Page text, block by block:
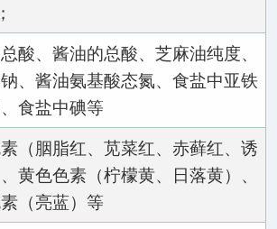
酸、酱油的总酸、芝麻油纯度、
、酱油氨基酸态氮、食盐中亚铁
食盐中碘等
（胭脂红、苋菜红、赤藓红、诱
黄色色素（柠檬黄、日落黄）、
（亮蓝）等